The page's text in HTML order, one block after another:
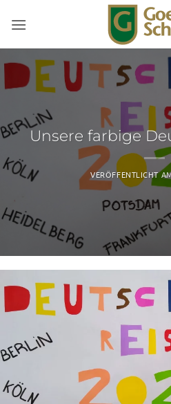
Inhalt
Unsere farbige
VERÖFFENTLICHT